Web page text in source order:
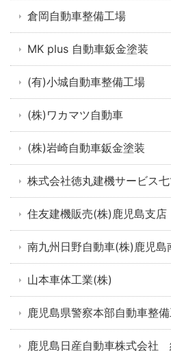
倉岡自動車整備工場
MK plus 自動車鈑金塗装
(有)小城自動車整備工場
(株)ワカマツ自動車
(株)岩崎自動車鈑金塗装
株式会社徳丸建機サービス
住友建機販売(株)鹿児島支店
南九州日野自動車(株)鹿児島
山本車体工業(株)
鹿児島県警察本部自動車整
鹿児島日産自動車株式会社